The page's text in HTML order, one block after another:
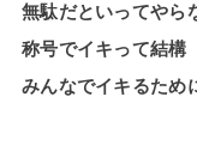
無駄だといってやら
称号でイキって結構
みんなでイキるため